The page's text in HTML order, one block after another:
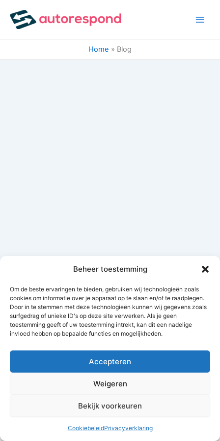
Beheer toestemming
Om de beste ervaringen te bieden, gebruiken wij technologieën zoals
cookies om informatie over je apparaat op te slaan en/of te raadplegen.
Door in te stemmen met deze technologieën kunnen wij gegevens zoals
surfgedrag of unieke ID's op deze site verwerken. Als je geen
toestemming geeft of uw toestemming intrekt, kan dit een nadelige
invloed hebben op bepaalde functies en mogelijkheden.
Accepteren
Weigeren
Bekijk voorkeuren
CookiebeleidPrivacyverklaring
content
Home Blog
Copyright © 2026 mijn.wake-up.academy | Mogelijk gemaakt